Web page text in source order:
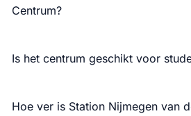
Centrum?
Is het centrum geschikt voor
Hoe ver is Station Nijmegen van